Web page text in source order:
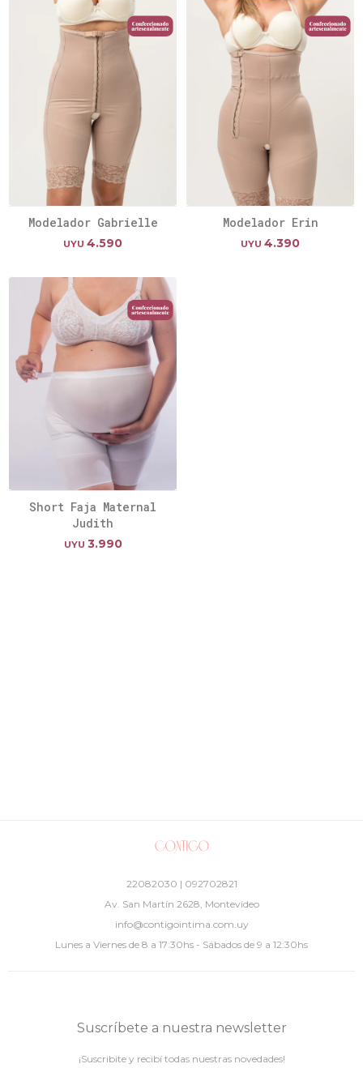
Modelador Gabrielle
UYU 4.590
Modelador Erin
UYU 4.390
Short Faja Maternal
Judith
UYU 3.990
22082030 | 092702821
Av. San Martín 2628, Montevideo
info@contigointima.com.uy
Lunes a Viernes de 8 a 17:30hs - Sábados de 9 a 12:30hs
Suscríbete a nuestra newsletter
¡Suscribite y recibí todas nuestras novedades!